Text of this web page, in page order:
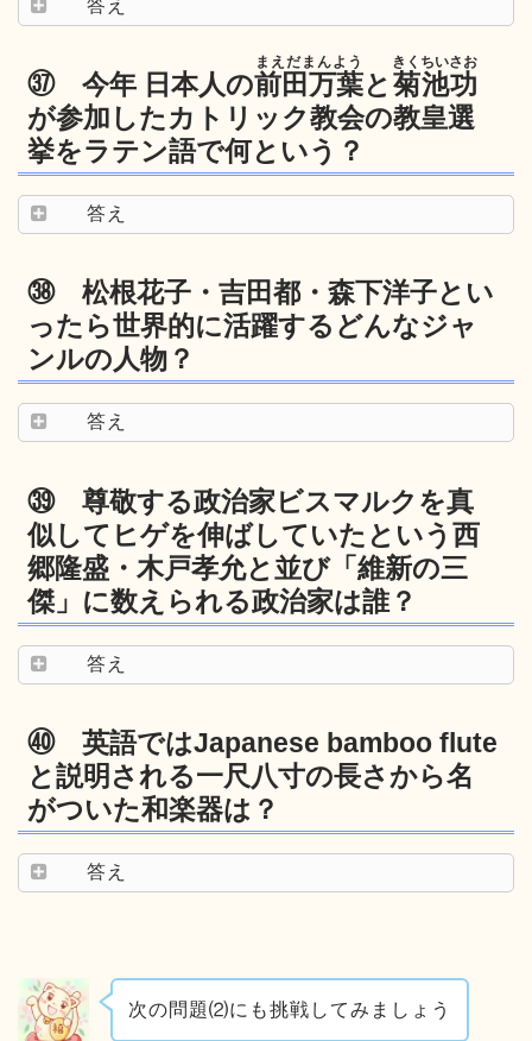
答え
㊲ 今年 日本人の前田万葉
まえだまんよう
と菊池功
きくちいさお
が参加したカトリック教会の教皇選
挙をラテン語で何という？
答え
㊳ 松根花子・吉田都・森下洋子とい
ったら世界的に活躍するどんなジャ
ンルの人物？
答え
㊴ 尊敬する政治家ビスマルクを真
似してヒゲを伸ばしていたという西
郷隆盛・木戸孝允と並び「維新の三
傑」に数えられる政治家は誰？
答え
㊵ 英語ではJapanese bamboo flute
と説明される一尺八寸の長さから名
がついた和楽器は？
答え
次の問題⑵にも挑戦してみましょう